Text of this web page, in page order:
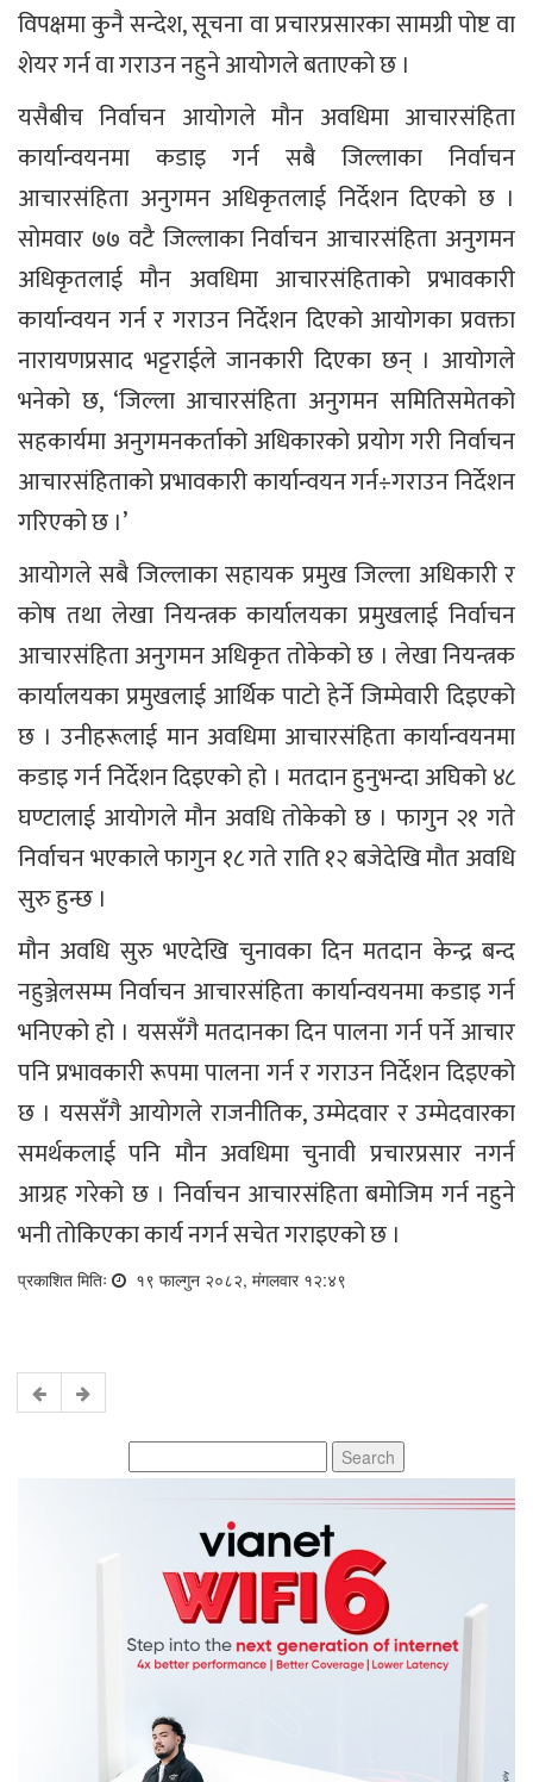
विपक्षमा कुनै सन्देश, सूचना वा प्रचारप्रसारका सामग्री पोष्ट वा
शेयर गर्न वा गराउन नहुने आयोगले बताएको छ ।
यसैबीच निर्वाचन आयोगले मौन अवधिमा आचारसंहिता
कार्यान्वयनमा कडाइ गर्न सबै जिल्लाका निर्वाचन
आचारसंहिता अनुगमन अधिकृतलाई निर्देशन दिएको छ ।
सोमवार ७७ वटै जिल्लाका निर्वाचन आचारसंहिता अनुगमन
अधिकृतलाई मौन अवधिमा आचारसंहिताको प्रभावकारी
कार्यान्वयन गर्न र गराउन निर्देशन दिएको आयोगका प्रवक्ता
नारायणप्रसाद भट्टराईले जानकारी दिएका छन् । आयोगले
भनेको छ, ‘जिल्ला आचारसंहिता अनुगमन समितिसमेतको
सहकार्यमा अनुगमनकर्ताको अधिकारको प्रयोग गरी निर्वाचन
आचारसंहिताको प्रभावकारी कार्यान्वयन गर्न÷गराउन निर्देशन
गरिएको छ ।’
आयोगले सबै जिल्लाका सहायक प्रमुख जिल्ला अधिकारी र
कोष तथा लेखा नियन्त्रक कार्यालयका प्रमुखलाई निर्वाचन
आचारसंहिता अनुगमन अधिकृत तोकेको छ । लेखा नियन्त्रक
कार्यालयका प्रमुखलाई आर्थिक पाटो हेर्ने जिम्मेवारी दिइएको
छ । उनीहरूलाई मान अवधिमा आचारसंहिता कार्यान्वयनमा
कडाइ गर्न निर्देशन दिइएको हो । मतदान हुनुभन्दा अघिको ४८
घण्टालाई आयोगले मौन अवधि तोकेको छ । फागुन २१ गते
निर्वाचन भएकाले फागुन १८ गते राति १२ बजेदेखि मौत अवधि
सुरु हुन्छ ।
मौन अवधि सुरु भएदेखि चुनावका दिन मतदान केन्द्र बन्द
नहुञ्जेलसम्म निर्वाचन आचारसंहिता कार्यान्वयनमा कडाइ गर्न
भनिएको हो । यससँगै मतदानका दिन पालना गर्न पर्ने आचार
पनि प्रभावकारी रूपमा पालना गर्न र गराउन निर्देशन दिइएको
छ । यससँगै आयोगले राजनीतिक, उम्मेदवार र उम्मेदवारका
समर्थकलाई पनि मौन अवधिमा चुनावी प्रचारप्रसार नगर्न
आग्रह गरेको छ । निर्वाचन आचारसंहिता बमोजिम गर्न नहुने
भनी तोकिएका कार्य नगर्न सचेत गराइएको छ ।
प्रकाशित मितिः १९ फाल्गुन २०८२, मंगलवार १२:४९
for: